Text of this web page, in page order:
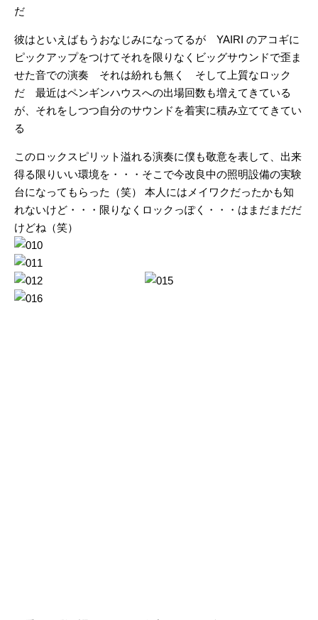
だ
彼はといえばもうおなじみになってるが YAIRI のアコギに
ピックアップをつけてそれを限りなくビッグサウンドで歪ま
せた音での演奏 それは紛れも無く そして上質なロック
だ 最近はペンギンハウスへの出場回数も増えてきている
が、それをしつつ自分のサウンドを着実に積み立ててきてい
る
このロックスピリット溢れる演奏に僕も敬意を表して、出来
得る限りいい環境を・・・そこで今改良中の照明設備の実験
台になってもらった（笑） 本人にはメイワクだったかも知
れないけど・・・限りなくロックっぽく・・・はまだまだだ
けどね（笑）